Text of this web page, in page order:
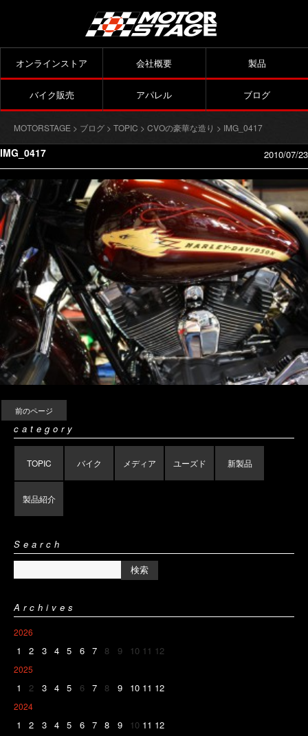
オンラインストア 会社概要 製品
バイク販売 アパレル ブログ
MOTORSTAGE > ブログ > TOPIC > CVOの豪華な造り > IMG_0417
IMG_0417 2010/07/23
前のページ
category
TOPIC バイク メディア ユーズド 新製品
製品紹介
Search
Archives
2026
1 2 3 4 5 6 7 8 9 10 11 12
2025
1 2 3 4 5 6 7 8 9 10 11 12
2024
1 2 3 4 5 6 7 8 9 10 11 12